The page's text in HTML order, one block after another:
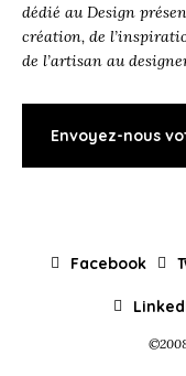
dédié au Design
création, de
de l’artisan au
Envoyez-nous
Facebook